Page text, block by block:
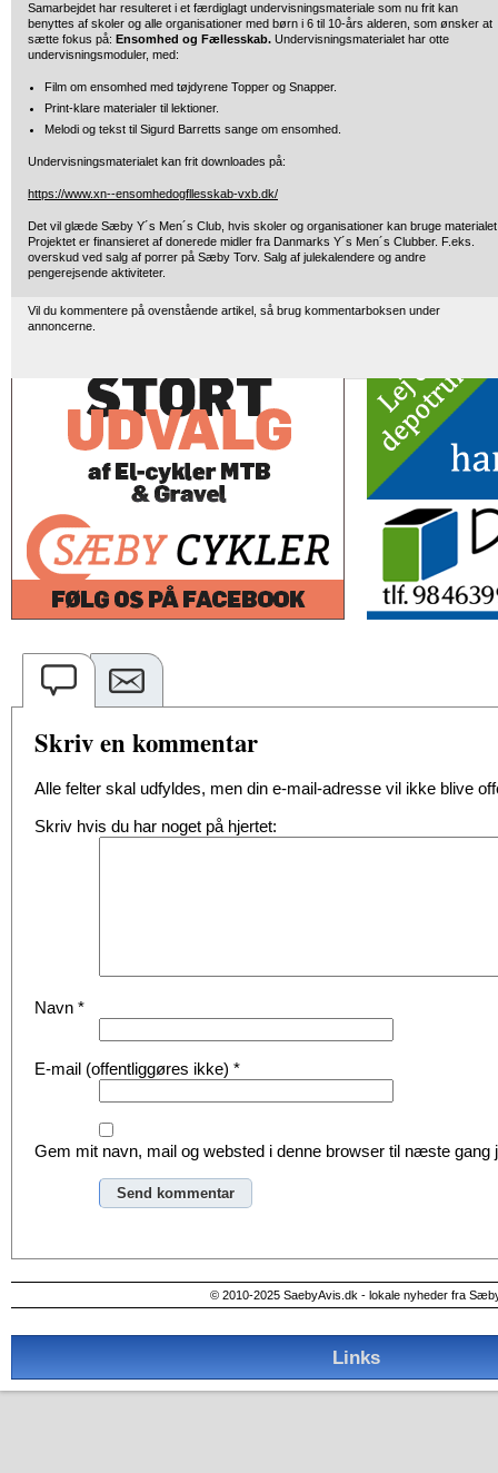
Samarbejdet har resulteret i et færdiglagt undervisningsmateriale som nu frit kan
benyttes af skoler og alle organisationer med børn i 6 til 10-års alderen, som ønsker at
sætte fokus på: Ensomhed og Fællesskab. Undervisningsmaterialet har otte
undervisningsmoduler, med:
Film om ensomhed med tøjdyrene Topper og Snapper.
Print-klare materialer til lektioner.
Melodi og tekst til Sigurd Barretts sange om ensomhed.
Undervisningsmaterialet kan frit downloades på:
https://www.xn--ensomhedogfllesskab-vxb.dk/
Det vil glæde Sæby Y´s Men´s Club, hvis skoler og organisationer kan bruge
Projektet er finansieret af donerede midler fra Danmarks Y´s Men´s Clubber. F.eks.
overskud ved salg af porrer på Sæby Torv. Salg af julekalendere og andre
pengerejsende aktiviteter.
Vil du kommentere på ovenstående artikel, så brug kommentarboksen under
annoncerne.
Skriv en kommentar
Alle felter skal udfyldes, men din e-mail-adresse vil ikke blive
Skriv hvis du har noget på hjertet:
Navn *
E-mail (offentliggøres ikke) *
Gem mit navn, mail og websted i denne browser til næste gang
© 2010-2025 SaebyAvis.dk - lokale nyheder fra
Links